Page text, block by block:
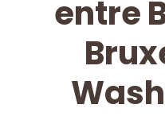
entre